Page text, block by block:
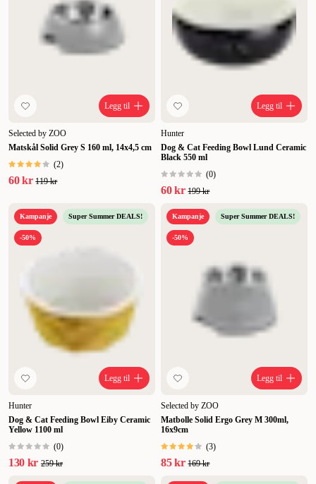
Legg til
Selected by ZOO
Matskål Solid Grey S 160 ml, 14x4,5 cm
(2)
60 kr 119 kr
Legg til
Hunter
Dog & Cat Feeding Bowl Lund Ceramic
Black 550 ml
(0)
60 kr 199 kr
Kampanje Super Summer DEALS!
-50%
Legg til
Hunter
Dog & Cat Feeding Bowl Eiby Ceramic
Yellow 1100 ml
(0)
130 kr 259 kr
Kampanje Super Summer DEALS!
-50%
Legg til
Selected by ZOO
Matbolle Solid Ergo Grey M 300ml,
16x9cm
(3)
85 kr 169 kr